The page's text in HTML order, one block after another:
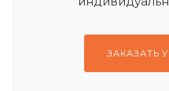
ЗАКАЗАТЬ